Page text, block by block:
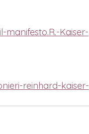
Kaiser-
reinhard-kaiser-